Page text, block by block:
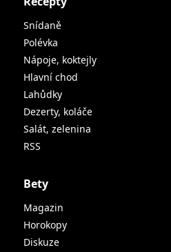
Snídaně
Polévka
Nápoje, koktejly
Hlavní chod
Lahůdky
Dezerty, koláče
Salát, zelenina
RSS
Bety
Magazin
Horokopy
Diskuze